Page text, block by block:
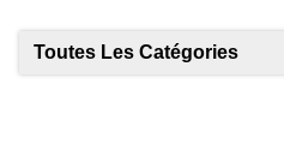
Toutes Les Catégories